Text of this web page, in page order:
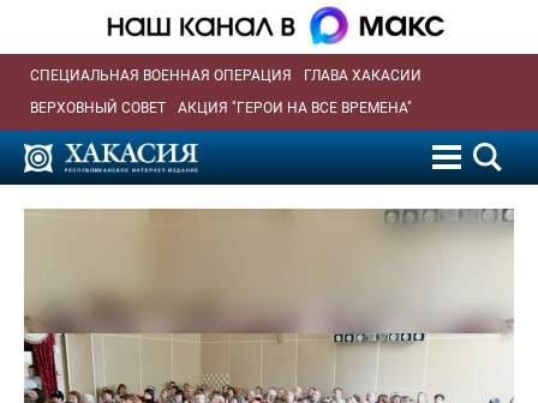
СПЕЦИАЛЬНАЯ ВОЕННАЯ ОПЕРАЦИЯ
ГЛАВА ХАКАСИИ
ВЕРХОВНЫЙ СОВЕТ
АКЦИЯ "ГЕРОИ НА ВСЕ ВРЕМЕНА"